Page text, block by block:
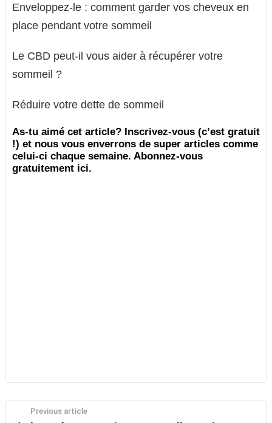
Enveloppez-le : comment garder vos cheveux en
place pendant votre sommeil
Le CBD peut-il vous aider à récupérer votre
sommeil ?
Réduire votre dette de sommeil
As-tu aimé cet article? Inscrivez-vous (c’est gratuit
!) et nous vous enverrons de super articles comme
celui-ci chaque semaine. Abonnez-vous
gratuitement ici.
Previous article